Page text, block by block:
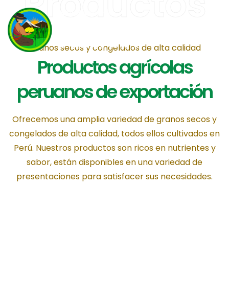
Granos secos y congelados de alta calidad
Productos agrícolas
peruanos de exportación
Ofrecemos una amplia variedad de granos secos y
congelados de alta calidad, todos ellos cultivados en
Perú. Nuestros productos son ricos en nutrientes y
sabor, están disponibles en una variedad de
presentaciones para satisfacer sus necesidades.